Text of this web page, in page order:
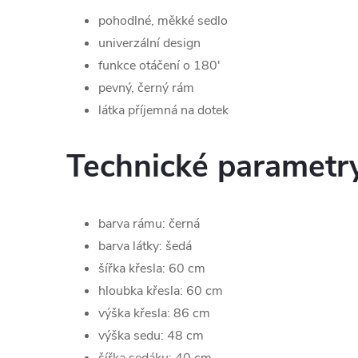
pohodlné, měkké sedlo
univerzální design
funkce otáčení o 180'
pevný, černý rám
látka příjemná na dotek
Technické
barva rámu: černá
barva látky: šedá
šířka křesla: 60 cm
hloubka křesla: 60 cm
výška křesla: 86 cm
výška sedu: 48 cm